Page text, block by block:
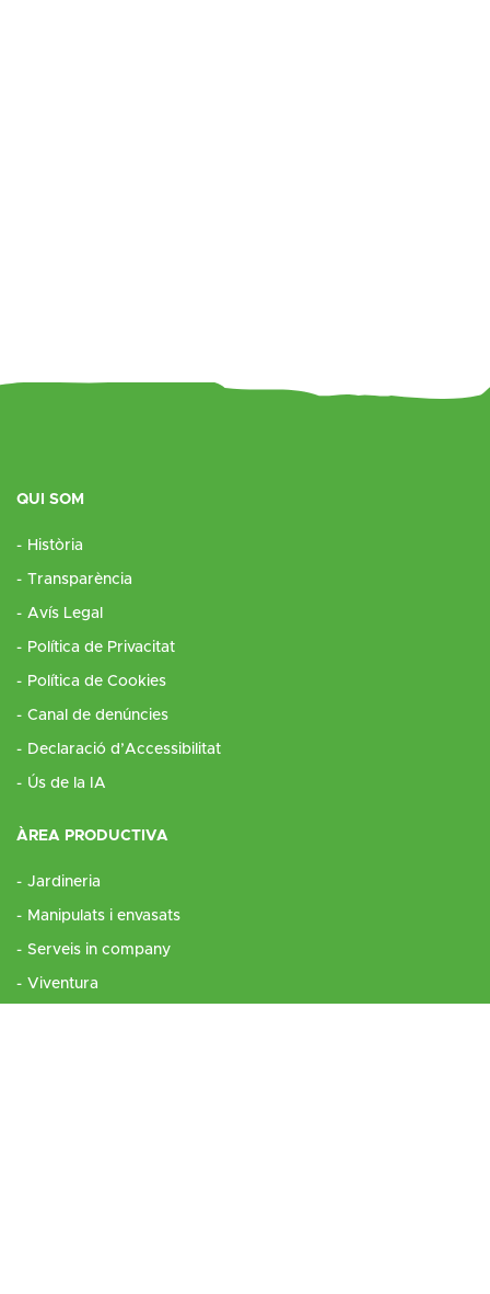
QUI SOM
Història
Transparència
Avís Legal
Política de Privacitat
Política de Cookies
Canal de denúncies
Declaració d’Accessibilitat
Ús de la IA
ÀREA PRODUCTIVA
Jardineria
Manipulats i envasats
Serveis in company
Viventura